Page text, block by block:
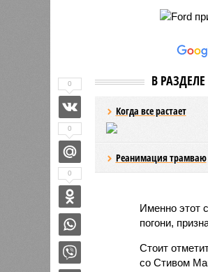
В РАЗДЕЛЕ
Когда все растает
Реанимация трамваю
Именно этот
погони,
Стоит
со Стивом
0
0
0